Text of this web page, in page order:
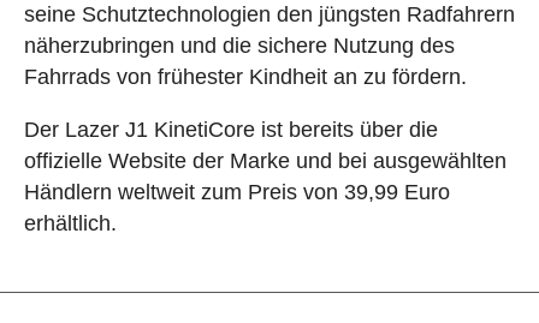
seine Schutztechnologien den jüngsten Radfahrern
näherzubringen und die sichere Nutzung des
Fahrrads von frühester Kindheit an zu fördern.
Der Lazer J1 KinetiCore ist bereits über die
offizielle Website der Marke und bei ausgewählten
Händlern weltweit zum Preis von 39,99 Euro
erhältlich.